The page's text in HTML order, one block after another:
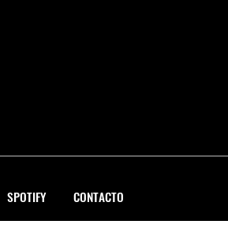
SPOTIFY CONTACTO